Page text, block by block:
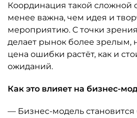
Координация такой сложной
менее важна, чем идея и
мероприятию. С точки
делает рынок более зрелым,
цена ошибки растёт, как и
ожиданий.
Как это влияет на бизнес-
— Бизнес-модель становится